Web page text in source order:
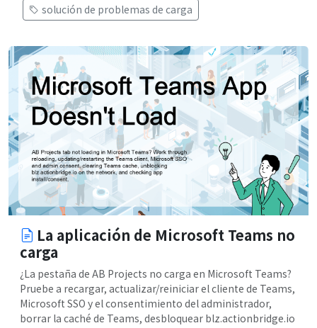
solución de problemas de carga
La aplicación de Microsoft Teams no
carga
¿La pestaña de AB Projects no carga en Microsoft Teams?
Pruebe a recargar, actualizar/reiniciar el cliente de Teams,
Microsoft SSO y el consentimiento del administrador,
borrar la caché de Teams, desbloquear blz.actionbridge.io